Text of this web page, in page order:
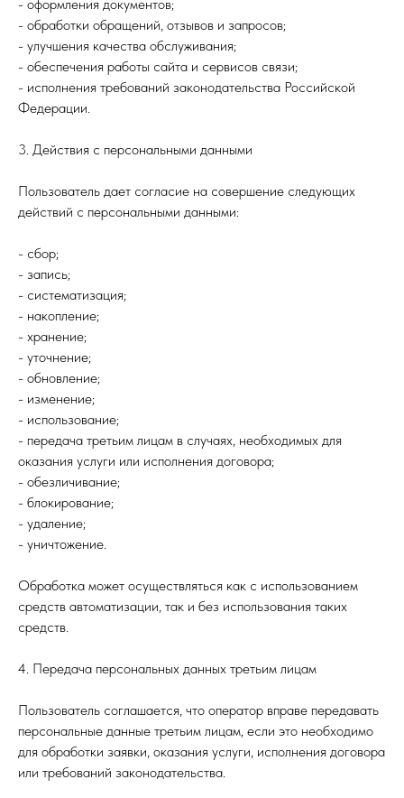
- оформления документов;
- обработки обращений, отзывов и запросов;
- улучшения качества обслуживания;
- обеспечения работы сайта и сервисов связи;
- исполнения требований законодательства Российской
Федерации.
3. Действия с персональными данными
Пользователь дает согласие на совершение следующих
действий с персональными данными:
- сбор;
- запись;
- систематизация;
- накопление;
- хранение;
- уточнение;
- обновление;
- изменение;
- использование;
- передача третьим лицам в случаях, необходимых для
оказания услуги или исполнения договора;
- обезличивание;
- блокирование;
- удаление;
- уничтожение.
Обработка может осуществляться как с использованием
средств автоматизации, так и без использования таких
средств.
4. Передача персональных данных третьим лицам
Пользователь соглашается, что оператор вправе передавать
персональные данные третьим лицам, если это необходимо
для обработки заявки, оказания услуги, исполнения договора
или требований законодательства.